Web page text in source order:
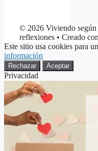
© 2026 Viviendo según
reflexiones • Creado con
Este sitio usa cookies para
información
Rechazar Aceptar
Privacidad